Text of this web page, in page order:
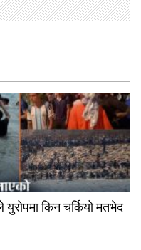
किन चर्कियो मतभेद